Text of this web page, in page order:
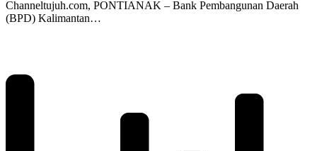
Channeltujuh.com, PONTIANAK – Bank Pembangunan Daerah
(BPD) Kalimantan…